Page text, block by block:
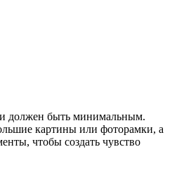
должен быть минимальным.
картины или фоторамки, а
чтобы создать чувство